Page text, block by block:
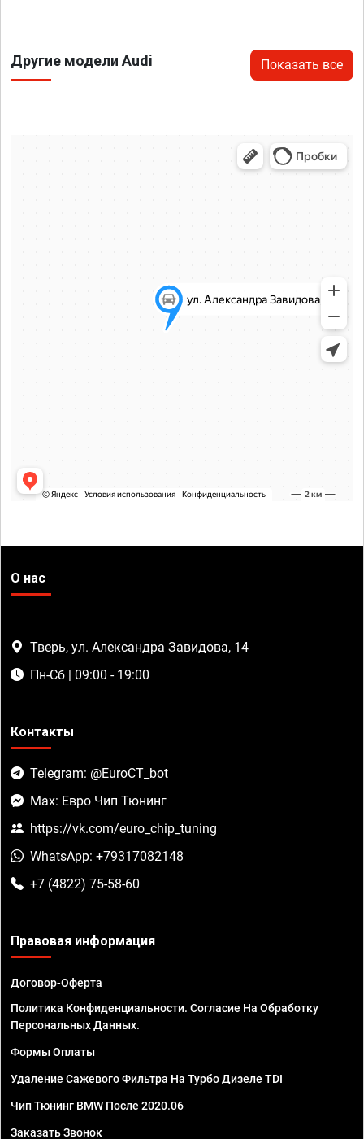
Другие модели Audi Показать все
О нас
Тверь, ул. Александра Завидова, 14
Пн-Сб | 09:00 - 19:00
Контакты
Telegram: @EuroCT_bot
Max: Евро Чип Тюнинг
https://vk.com/euro_chip_tuning
WhatsApp: +79317082148
+7 (4822) 75-58-60
Правовая информация
Договор-Оферта
Политика Конфиденциальности. Согласие На Обработку
Персональных Данных.
Формы Оплаты
Удаление Сажевого Фильтра На Турбо Дизеле TDI
Чип Тюнинг BMW После 2020.06
Заказать Звонок